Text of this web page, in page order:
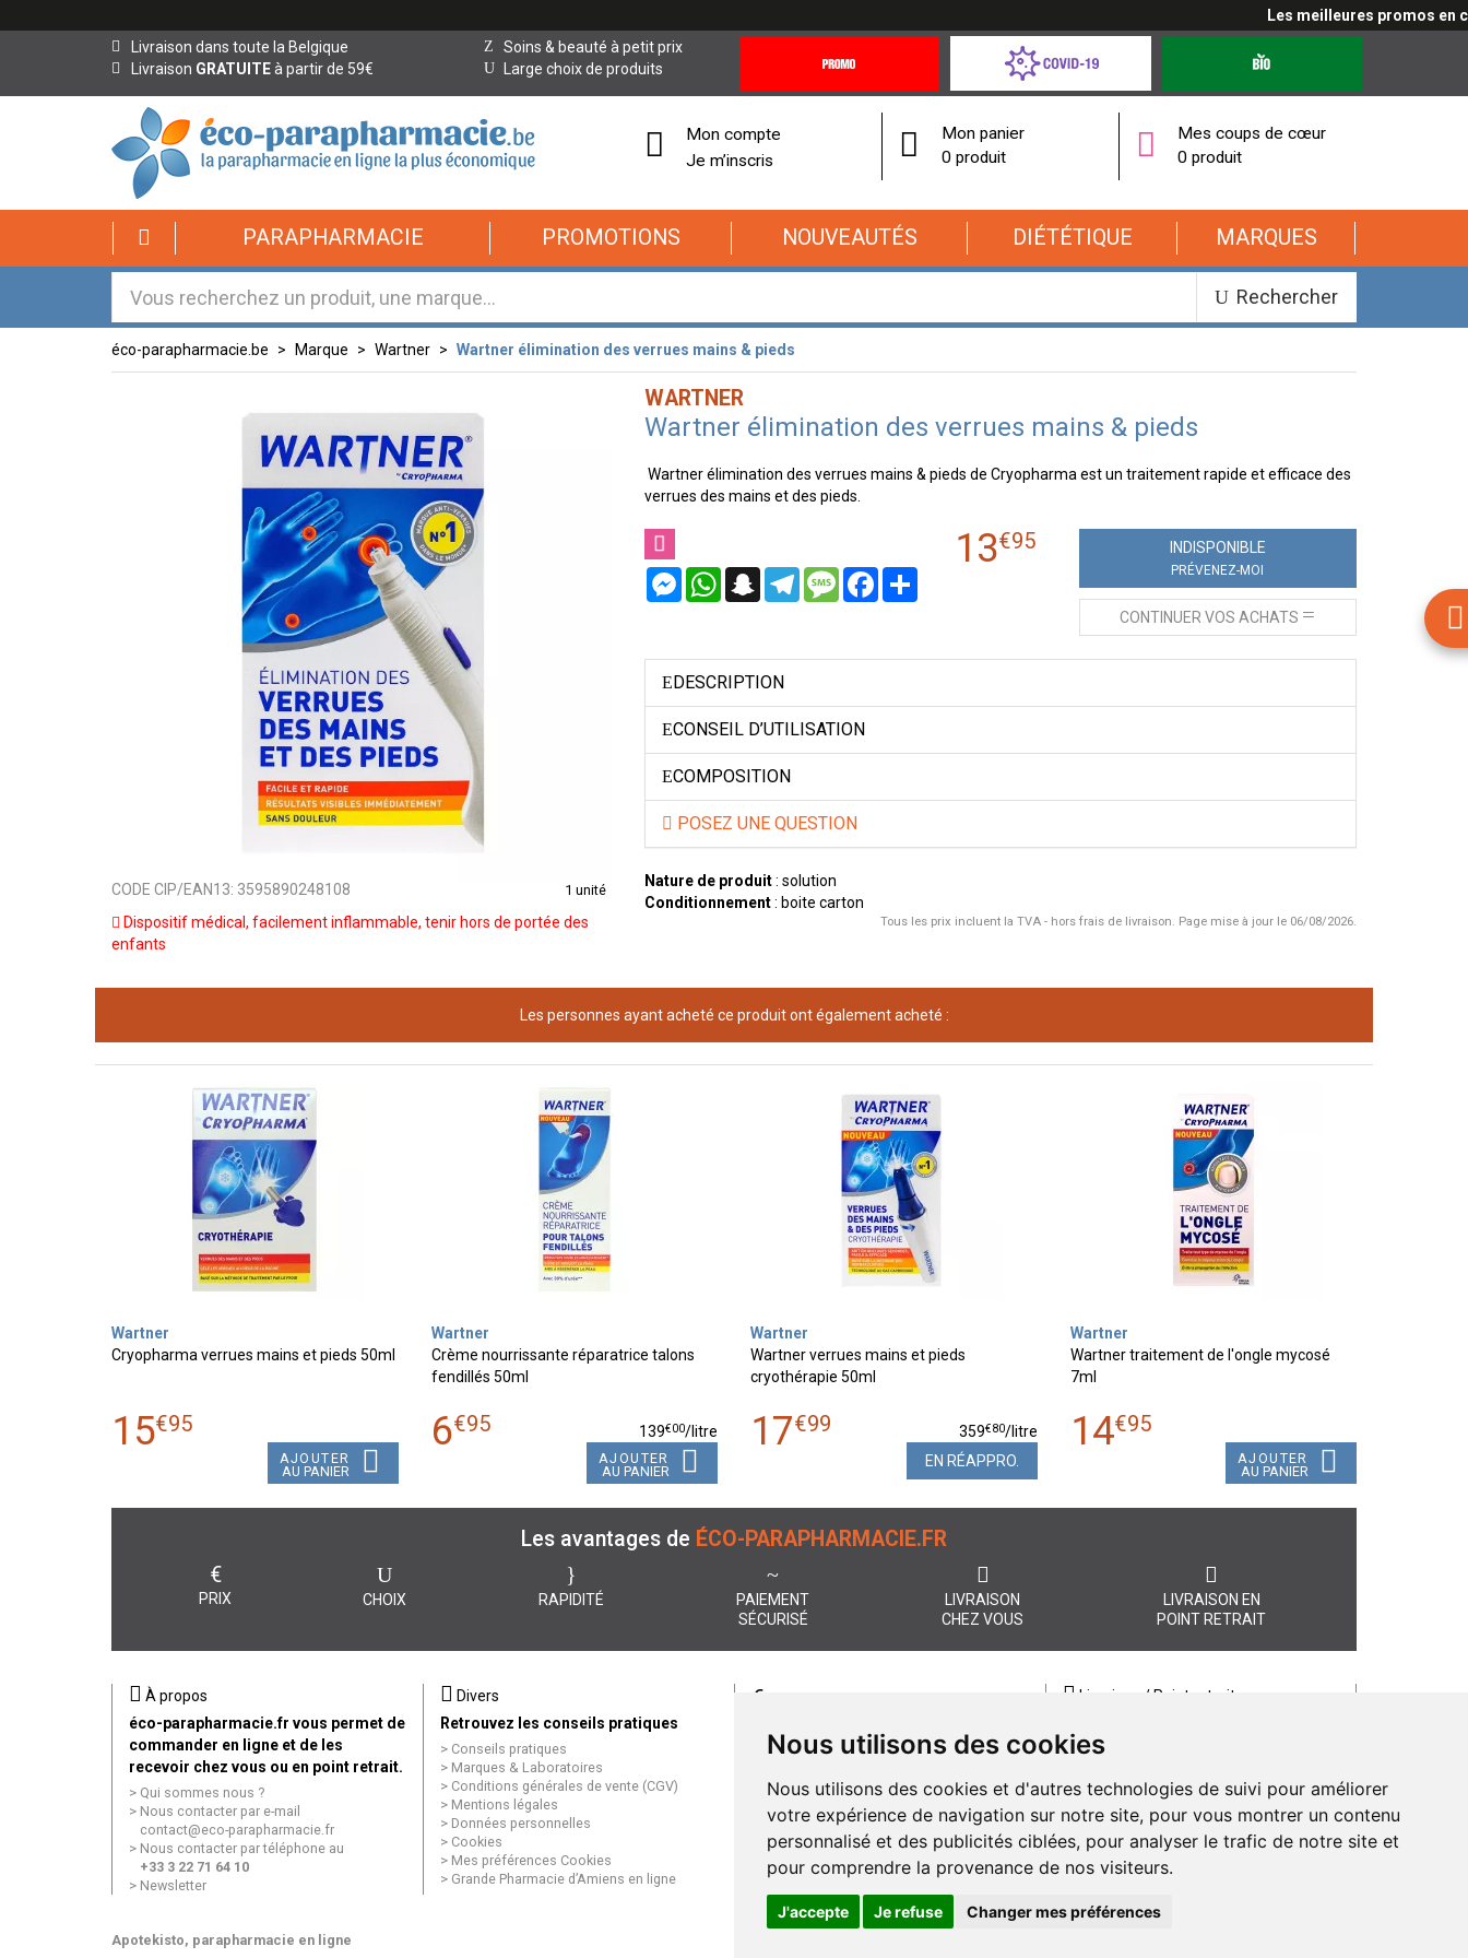
Nous utilisons des cookies
Nous utilisons des cookies et d'autres technologies de suivi pour améliorer
votre expérience de navigation sur notre site, pour vous montrer un contenu
personnalisé et des publicités ciblées, pour analyser le trafic de notre site et
pour comprendre la provenance de nos visiteurs.
J'accepte Je refuse Changer mes préférences
Les meilleures promos en
Livraison dans toute la Belgique
Livraison GRATUITEà partir de 59€
Soins & beauté à petit prix
Large choix de produits
Offres
Coronavirus
éco-
parapharmacie.fr
éco-
parapharmacie.fr
Mon compte
Je m’inscris
Mon panier
0 produit
Mes coups de cœur
0 produit
PARAPHARMACIE PROMOTIONS NOUVEAUTÉS DIÉTÉTIQUE MARQUES
Rechercher
éco-parapharmacie.be Marque Wartner Wartner élimination des verrues mains & pieds
CODE CIP/EAN13: 3595890248108 1 unité
Dispositif médical, facilement inflammable, tenir hors de portée des
enfants
WARTNER
Wartner élimination des verrues mains & pieds
Wartner élimination des verrues mains & pieds de Cryopharma est un traitement rapide et efficace des
verrues des mains et des pieds.
MessengerWhatsAppSnapchatTelegramMessageFacebookPartager
13€95 INDISPONIBLE
PRÉVENEZ-MOI
CONTINUER VOS ACHATS
DESCRIPTION
CONSEIL D’UTILISATION
COMPOSITION
POSEZ UNE QUESTION
Nature de produit: solution
Conditionnement: boite carton
Tous les prix incluent la TVA - hors frais de livraison. Page mise à jour le 06/08/2026.
Les personnes ayant acheté ce produit ont également acheté :
Wartner
Cryopharma verrues mains et pieds 50ml
15€95
AJOUTER
AU PANIER
Wartner
Crème nourrissante réparatrice talons
fendillés 50ml
6€95 139€00/litre
AJOUTER
AU PANIER
Wartner
Wartner verrues mains et pieds
cryothérapie 50ml
17€99 359€80/litre
EN RÉAPPRO.
Wartner
Wartner traitement de l'ongle mycosé
7ml
14€95
AJOUTER
AU PANIER
Les avantages de ÉCO-PARAPHARMACIE.FR
€
PRIX CHOIX RAPIDITÉ
PAIEMENT
SÉCURISÉ
LIVRAISON
CHEZ VOUS
LIVRAISON EN
POINT RETRAIT
À propos
éco-parapharmacie.fr vous permet de
commander en ligne et de les
recevoir chez vous ou en point retrait.
Qui sommes nous ?
Nous contacter par e-mail
contact@eco-parapharmacie.fr
Nous contacter par téléphone au
+33 3 22 71 64 10
Newsletter
Divers
Retrouvez les conseils pratiques
Conseils pratiques
Marques & Laboratoires
Conditions générales de vente (CGV)
Mentions légales
Données personnelles
Cookies
Mes préférences Cookies
Grande Pharmacie d’Amiens en ligne
€
éco-parapharmacie.fr offre un
paiement entièrement sécurisé, quel
Paiement sécurisé et simple
Livraison / Point retrait
commande rapidement chez vous ou
Livraison chez vous ou en points relais
Apotekisto, parapharmacie en ligne